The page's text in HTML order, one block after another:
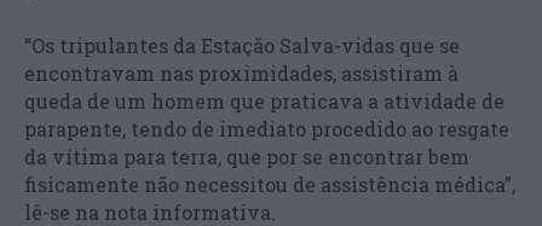
“Os tripulantes da Estação Salva-vidas que se
encontravam nas proximidades, assistiram à
queda de um homem que praticava a atividade de
parapente, tendo de imediato procedido ao resgate
da vítima para terra, que por se encontrar bem
fisicamente não necessitou de assistência médica”,
lê-se na nota informativa.